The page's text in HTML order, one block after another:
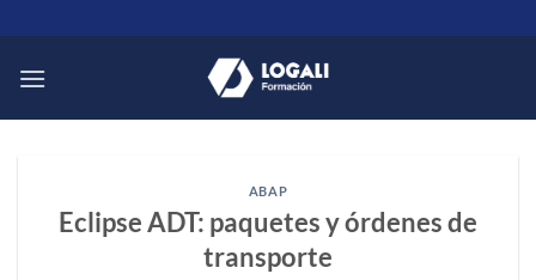
al
contenido
ABAP
Eclipse ADT: paquetes y órdenes de
transporte